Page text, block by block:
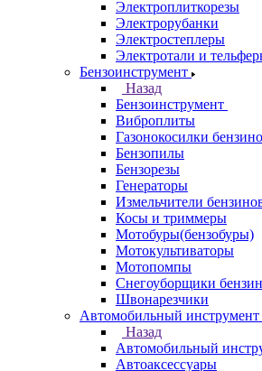
Электроплиткорезы
Электрорубанки
Электростеплеры
Электротали и
Бензоинструмент
Назад
Бензоинструмент
Виброплиты
Газонокосилки
Бензопилы
Бензорезы
Генераторы
Измельчители
Косы и триммеры
Мотобуры(бензобуры)
Мотокультиваторы
Мотопомпы
Снегоуборщики
Швонарезчики
Автомобильный инструмент
Назад
Автомобильный
Автоаксессуары